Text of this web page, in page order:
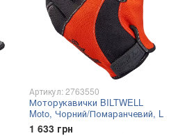
Артикул: 2763550
Моторукавички BILTWELL
Moto, Чорний/Помаранчевий, L
1 633 грн